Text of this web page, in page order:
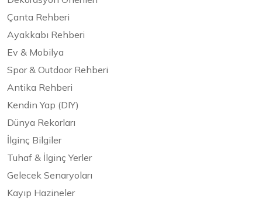
Çanta Rehberi
Ayakkabı Rehberi
Ev & Mobilya
Spor & Outdoor Rehberi
Antika Rehberi
Kendin Yap (DIY)
Dünya Rekorları
İlginç Bilgiler
Tuhaf & İlginç Yerler
Gelecek Senaryoları
Kayıp Hazineler